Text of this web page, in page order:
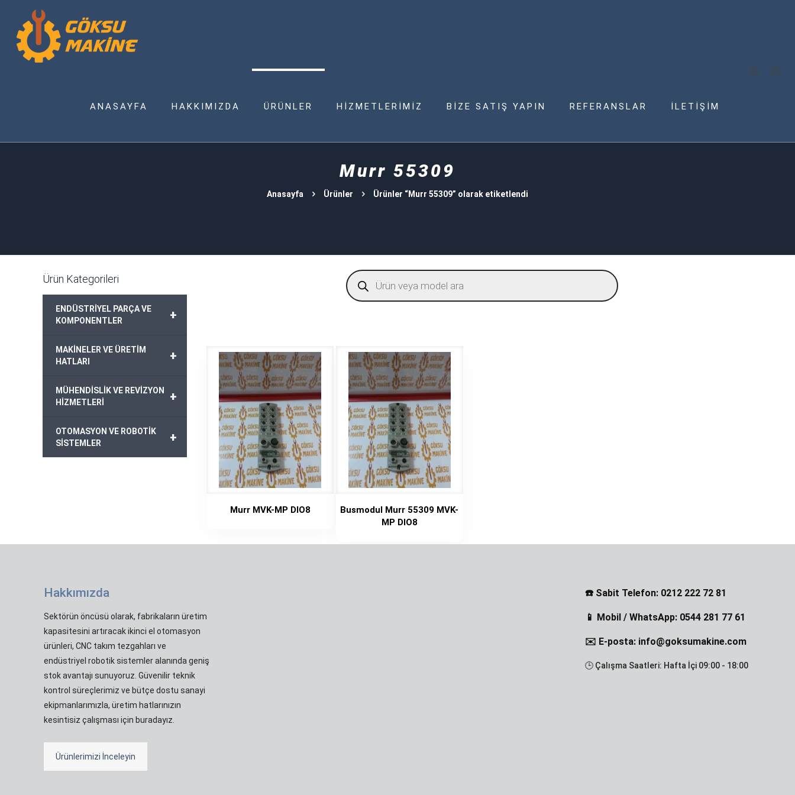
ANASAYFA HAKKIMIZDA ÜRÜNLER HİZMETLERİMİZ BİZE SATIŞ YAPIN REFERANSLAR İLETİŞİM
Murr 55309
Anasayfa Ürünler Ürünler “Murr 55309” olarak etiketlendi
Products
search
Murr MVK-MP DIO8
Busmodul Murr 55309 MVK-
MP DIO8
Ürün Kategorileri
+
ENDÜSTRİYEL PARÇA VE
KOMPONENTLER
+
MAKİNELER VE ÜRETİM
HATLARI
+
MÜHENDİSLİK VE REVİZYON
HİZMETLERİ
+
OTOMASYON VE ROBOTİK
SİSTEMLER
Hakkımızda
Sektörün öncüsü olarak, fabrikaların üretim
kapasitesini artıracak ikinci el otomasyon
ürünleri, CNC takım tezgahları ve
endüstriyel robotik sistemler alanında geniş
stok avantajı sunuyoruz. Güvenilir teknik
kontrol süreçlerimiz ve bütçe dostu sanayi
ekipmanlarımızla, üretim hatlarınızın
kesintisiz çalışması için buradayız.
Ürünlerimizi İnceleyin
☎️ Sabit Telefon: 0212 222 72 81
📱 Mobil / WhatsApp: 0544 281 77 61
✉️ E-posta: info@goksumakine.com
🕒 Çalışma Saatleri: Hafta İçi 09:00 - 18:00